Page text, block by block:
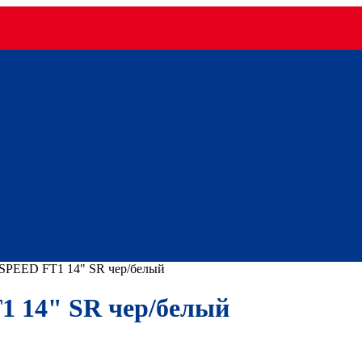
FT1 14" SR чер/белый
14" SR чер/белый